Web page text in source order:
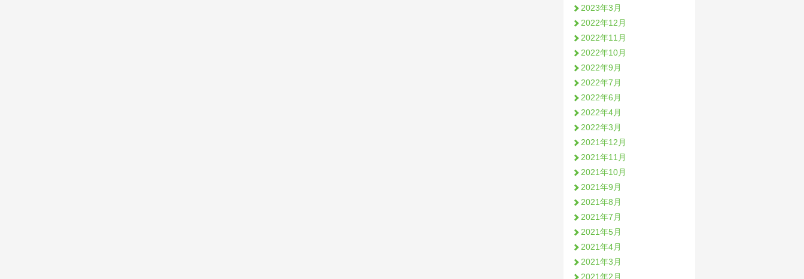
2023年3月
2022年12月
2022年11月
2022年10月
2022年9月
2022年7月
2022年6月
2022年4月
2022年3月
2021年12月
2021年11月
2021年10月
2021年9月
2021年8月
2021年7月
2021年5月
2021年4月
2021年3月
2021年2月